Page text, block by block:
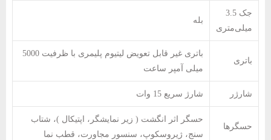
جک 3.5
میلی‌متری
بله
باتری
باتری غیر قابل تعویض لیتیوم پلیمری با ظرفیت 5000
میلی آمپر ساعت
شارژر شارژ سریع 15 وات
حسگرها
حسگر اثر انگشت ( زیر نمایشگر، اپتیکال )، شتاب
سنج، ژیروسکوپ، سنسور مجاورت، قطب نما